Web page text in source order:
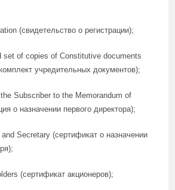
(свидетельство о регистрации);
set of copies of Constitutive documents
учредительных документов);
Subscriber to the Memorandum of
о назначении первого директора);
Secretary (сертификат о назначении
(сертификат акционеров);